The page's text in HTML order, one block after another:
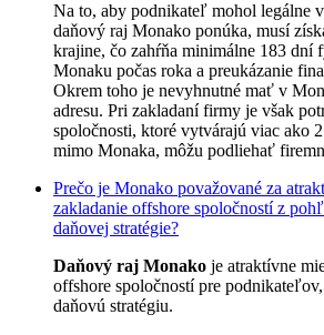
Na to, aby podnikateľ mohol legálne
daňový raj Monako ponúka, musí
krajine, čo zahŕňa minimálne 183 dní
Monaku počas roka a preukázanie
Okrem toho je nevyhnutné mať v
adresu. Pri zakladaní firmy je však
spoločnosti, ktoré vytvárajú viac ako
mimo Monaka, môžu podliehať
Prečo je Monako považované za
zakladanie offshore spoločností z
daňovej stratégie?
Daňový raj Monako je atraktívne
offshore spoločností pre
daňovú stratégiu.